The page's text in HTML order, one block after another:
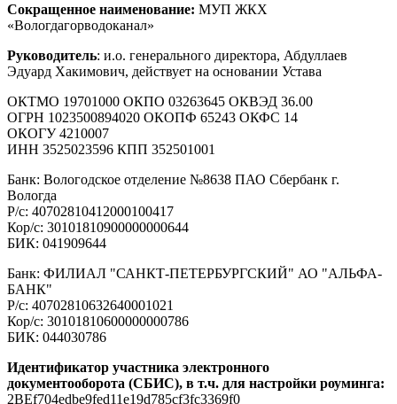
Сокращенное наименование: МУП ЖКХ
«Вологдагорводоканал»
Руководитель: и.о. генерального директора, Абдуллаев
Эдуард Хакимович, действует на основании Устава
ОКТМО 19701000 ОКПО 03263645 ОКВЭД 36.00
ОГРН 1023500894020 ОКОПФ 65243 ОКФС 14
ОКОГУ 4210007
ИНН 3525023596 КПП 352501001
Банк: Вологодское отделение №8638 ПАО Сбербанк г.
Вологда
Р/с: 40702810412000100417
Кор/с: 30101810900000000644
БИК: 041909644
Банк: ФИЛИАЛ "САНКТ-ПЕТЕРБУРГСКИЙ" АО "АЛЬФА-
БАНК"
Р/с: 40702810632640001021
Кор/с: 30101810600000000786
БИК: 044030786
Идентификатор участника электронного
документооборота (СБИС), в т.ч. для настройки роуминга:
2BEf704edbe9fed11e19d785cf3fc3369f0